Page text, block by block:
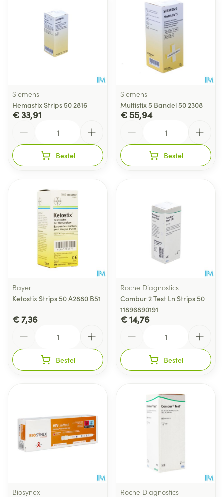
Siemens
Hemastix Strips 50 2816
€ 33,91
Bestel
Siemens
Multistix 5 Bandel 50 2308
€ 55,94
Bestel
Bayer
Ketostix Strips 50 A2880 B51
€ 7,36
Bestel
Roche Diagnostics
Combur 2 Test Ln Strips 50
11896890191
€ 14,76
Bestel
Biosynex
Roche Diagnostics